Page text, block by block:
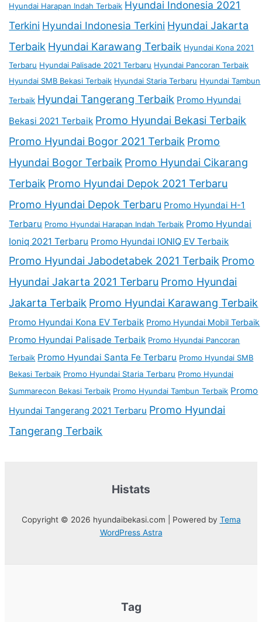
Hyundai Harapan Indah Terbaik Hyundai Indonesia 2021
Terkini Hyundai Indonesia Terkini Hyundai Jakarta
Terbaik Hyundai Karawang Terbaik Hyundai Kona 2021
Terbaru Hyundai Palisade 2021 Terbaru Hyundai Pancoran Terbaik
Hyundai SMB Bekasi Terbaik Hyundai Staria Terbaru Hyundai Tambun
Terbaik Hyundai Tangerang Terbaik Promo Hyundai
Bekasi 2021 Terbaik Promo Hyundai Bekasi Terbaik
Promo Hyundai Bogor 2021 Terbaik Promo
Hyundai Bogor Terbaik Promo Hyundai Cikarang
Terbaik Promo Hyundai Depok 2021 Terbaru
Promo Hyundai Depok Terbaru Promo Hyundai H-1
Terbaru Promo Hyundai Harapan Indah Terbaik Promo Hyundai
Ioniq 2021 Terbaru Promo Hyundai IONIQ EV Terbaik
Promo Hyundai Jabodetabek 2021 Terbaik Promo
Hyundai Jakarta 2021 Terbaru Promo Hyundai
Jakarta Terbaik Promo Hyundai Karawang Terbaik
Promo Hyundai Kona EV Terbaik Promo Hyundai Mobil Terbaik
Promo Hyundai Palisade Terbaik Promo Hyundai Pancoran
Terbaik Promo Hyundai Santa Fe Terbaru Promo Hyundai SMB
Bekasi Terbaik Promo Hyundai Staria Terbaru Promo Hyundai
Summarecon Bekasi Terbaik Promo Hyundai Tambun Terbaik Promo
Hyundai Tangerang 2021 Terbaru Promo Hyundai
Tangerang Terbaik
Histats
Copyright © 2026 hyundaibekasi.com | Powered by Tema
WordPress Astra
Tag